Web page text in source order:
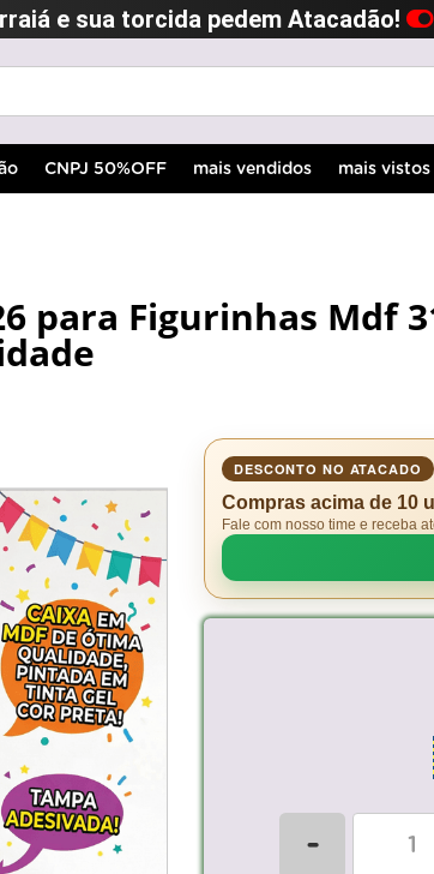
e sua torcida pedem Atacadão!
CNPJ 50%OFF mais vendidos mais vistos
para Figurinhas Mdf
DESCONTO NO ATACADO
Compras acima de 10
Fale com nosso time e receba
-